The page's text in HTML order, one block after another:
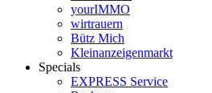
yourIMMO
wirtrauern
Bütz Mich
Kleinanzeigenmarkt
Specials
EXPRESS Service